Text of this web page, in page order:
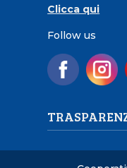
Clicca qui
Follow us